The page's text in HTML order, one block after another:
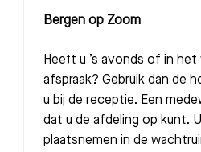
Bergen op Zoom
Heeft u ’s avonds of in het
afspraak? Gebruik dan de
u bij de receptie. Een
dat u de afdeling op kunt.
plaatsnemen in de